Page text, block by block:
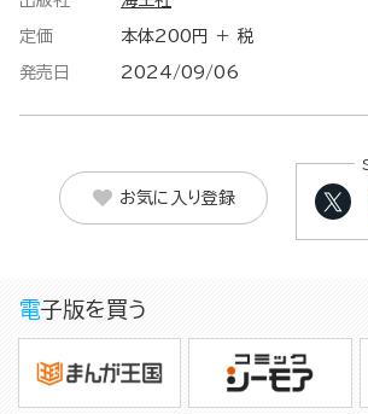
定価 本体200円 ＋ 税
発売日 2024/09/06
お気に入り登録
電子版を買う